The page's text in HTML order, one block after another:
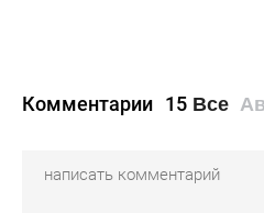
Комментарии 15 Все